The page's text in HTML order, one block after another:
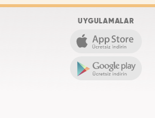
UYGULAMALAR